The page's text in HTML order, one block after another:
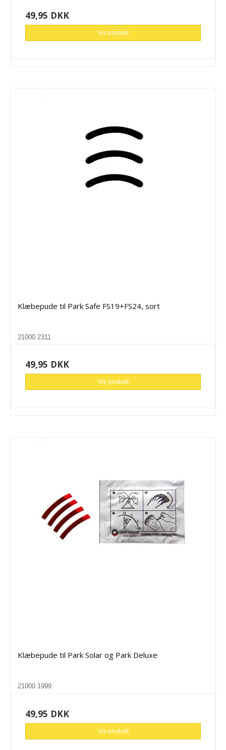
49,95 DKK
Vis produkt
Klæbepude til Park Safe FS19+FS24, sort
21000 2311
49,95 DKK
Vis produkt
Klæbepude til Park Solar og Park Deluxe
21000 1999
49,95 DKK
Vis produkt